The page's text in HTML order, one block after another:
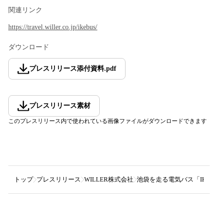
関連リンク
https://travel.willer.co.jp/ikebus/
ダウンロード
プレスリリース添付資料.pdf
プレスリリース素材
このプレスリリース内で使われている画像ファイルがダウンロードできます
トップ プレスリリース WILLER株式会社 池袋を走る電気バス「